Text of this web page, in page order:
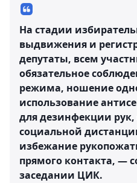
На стадии
выдвижения и
депутаты, всем
обязательное
режима, ношение
использование
для дезинфекции
социальной
избежание
прямого контакта, —
заседании ЦИК.